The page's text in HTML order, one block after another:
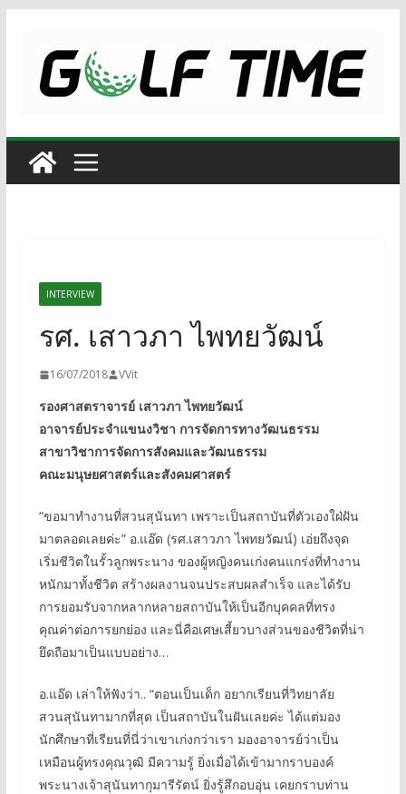
content
INTERVIEW
รศ. เสาวภา ไพทยวัฒน์
16/07/2018 VVit
รองศาสตราจารย์ เสาวภา ไพทยวัฒน์
อาจารย์ประจำแขนงวิชา การจัดการทางวัฒนธรรม
สาขาวิชาการจัดการสังคมและวัฒนธรรม
คณะมนุษยศาสตร์และสังคมศาสตร์
“ขอมาทำงานที่สวนสุนันทา เพราะเป็นสถาบันที่ตัวเองใฝ่ฝัน
มาตลอดเลยค่ะ” อ.แอ๊ด (รศ.เสาวภา ไพทยวัฒน์) เอ่ยถึงจุด
เริ่มชีวิตในรั้วลูกพระนาง ของผู้หญิงคนเก่งคนแกร่งที่ทำงาน
หนักมาทั้งชีวิต สร้างผลงานจนประสบผลสำเร็จ และได้รับ
การยอมรับจากหลากหลายสถาบันให้เป็นอีกบุคคลที่ทรง
คุณค่าต่อการยกย่อง และนี่คือเศษเสี้ยวบางส่วนของชีวิตที่น่า
ยึดถือมาเป็นแบบอย่าง…
อ.แอ๊ด เล่าให้ฟังว่า.. “ตอนเป็นเด็ก อยากเรียนที่วิทยาลัย
สวนสุนันทามากที่สุด เป็นสถาบันในฝันเลยค่ะ ได้แต่มอง
นักศึกษาที่เรียนที่นี่ว่าเขาเก่งกว่าเรา มองอาจารย์ว่าเป็น
เหมือนผู้ทรงคุณวุฒิ มีความรู้ ยิ่งเมื่อได้เข้ามากราบองค์
พระนางเจ้าสุนันทากุมารีรัตน์ ยิ่งรู้สึกอบอุ่น เคยกราบท่าน